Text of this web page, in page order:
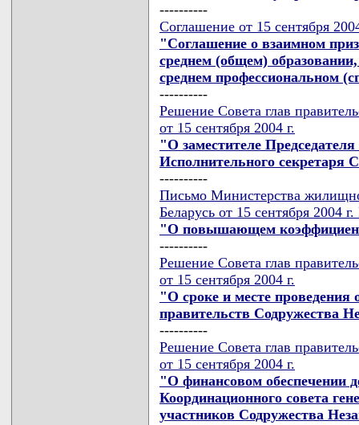
----------
Соглашение от 15 сентября
"Соглашение о взаимном
среднем (общем)
среднем профессиональном
----------
Решение Совета глав
от 15 сентября 2004 г.
"О заместителе
Исполнительного секретаря
----------
Письмо Министерства
Беларусь от 15 сентября 2004
"О повышающем
----------
Решение Совета глав
от 15 сентября 2004 г.
"О сроке и месте проведения
правительств Содружества
----------
Решение Совета глав
от 15 сентября 2004 г.
"О финансовом обеспечении
Координационного совета
участников Содружества